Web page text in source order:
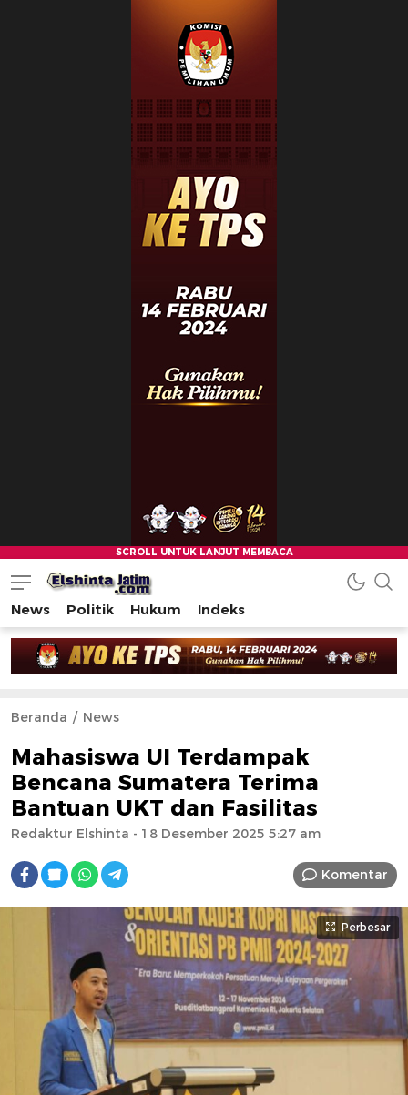
News Politik Hukum Indeks
Beranda News
Mahasiswa UI Terdampak
Bencana Sumatera Terima
Bantuan UKT dan Fasilitas
Redaktur Elshinta - 18 Desember 2025 5:27 am
Komentar
Perbesar